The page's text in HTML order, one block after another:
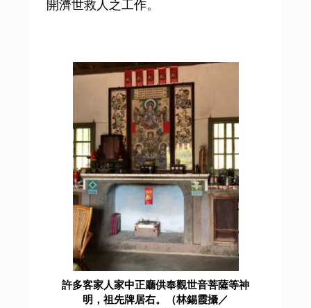
開濟世救人之工作。
許多客家人家中正廳供奉觀世音菩薩等神
明，祖先牌居右。（林錫霞攝／